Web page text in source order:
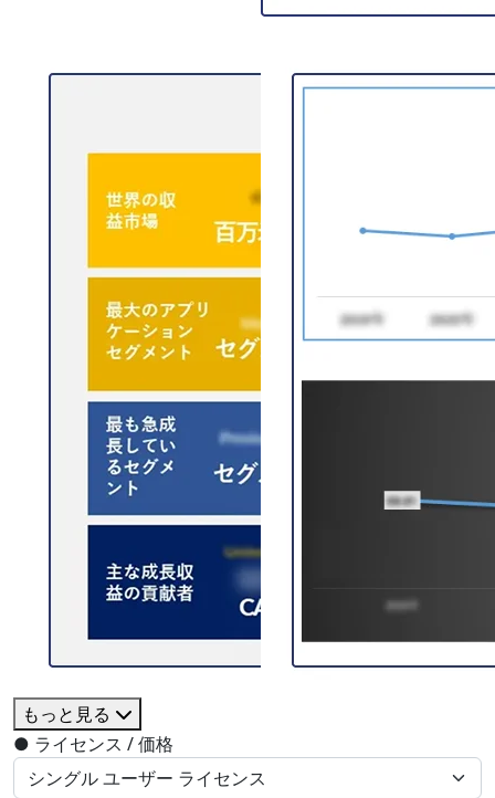
もっと見る
● ライセンス / 価格